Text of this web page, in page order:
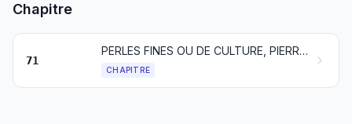
Chapitre
71
PERLES FINES OU DE CULTURE, PIERRES GEMMES OU SIMILAIRES, MÉTAUX PRÉCIEUX, PLAQUÉS OU DOUBLÉS DE MÉTAUX PRÉCIEUX ET OUVRAGES EN CES MATIÈRES; BIJOUTERIE DE FANTAISIE; MONNAIES
CHAPITRE